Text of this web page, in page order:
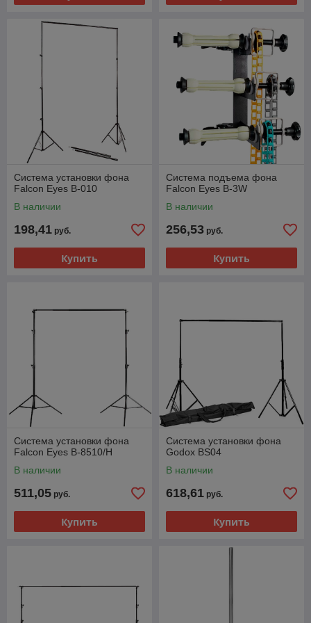
Система установки фона
Falcon Eyes В-010
В наличии
198,41 руб.
Купить
Система подъема фона
Falcon Eyes B-3W
В наличии
256,53 руб.
Купить
Система установки фона
Falcon Eyes В-8510/H
В наличии
511,05 руб.
Купить
Система установки фона
Godox BS04
В наличии
618,61 руб.
Купить